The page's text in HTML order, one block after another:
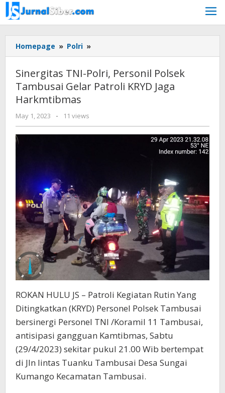
Skip
to
content
Homepage » Polri »
TNI-
Personil
Polsek
KRYD
Sinergitas TNI-Polri, Personil Polsek
Tambusai Gelar Patroli KRYD Jaga
Harkmtibmas
May 1, 2023
by
Jurnalsiber
- 11 views
ROKAN HULU JS – Patroli Kegiatan Rutin Yang
Ditingkatkan (KRYD) Personel Polsek Tambusai
bersinergi Personel TNI /Koramil 11 Tambusai,
antisipasi gangguan Kamtibmas, Sabtu
(29/4/2023) sekitar pukul 21.00 Wib bertempat
di Jln lintas Tuanku Tambusai Desa Sungai
Kumango Kecamatan Tambusai.